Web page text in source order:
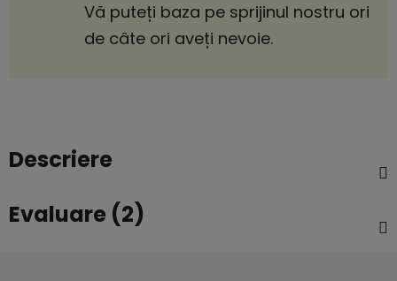
Vă puteți baza pe sprijinul nostru ori
de câte ori aveți nevoie.
Descriere
Evaluare (2)